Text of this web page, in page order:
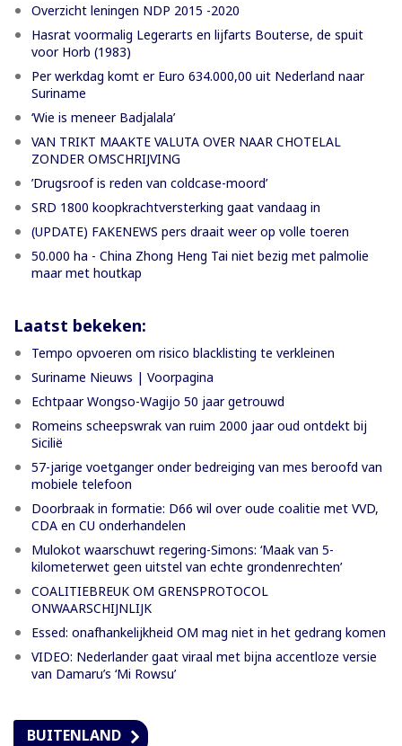
Overzicht leningen NDP 2015 -2020
Hasrat voormalig Legerarts en lijfarts Bouterse, de spuit
voor Horb (1983)
Per werkdag komt er Euro 634.000,00 uit Nederland naar
Suriname
‘Wie is meneer Badjalala’
VAN TRIKT MAAKTE VALUTA OVER NAAR CHOTELAL
ZONDER OMSCHRIJVING
’Drugsroof is reden van coldcase-moord’
SRD 1800 koopkrachtversterking gaat vandaag in
(UPDATE) FAKENEWS pers draait weer op volle toeren
50.000 ha - China Zhong Heng Tai niet bezig met palmolie
maar met houtkap
Laatst bekeken:
Tempo opvoeren om risico blacklisting te verkleinen
Suriname Nieuws | Voorpagina
Echtpaar Wongso-Wagijo 50 jaar getrouwd
Romeins scheepswrak van ruim 2000 jaar oud ontdekt bij
Sicilië
57-jarige voetganger onder bedreiging van mes beroofd van
mobiele telefoon
Doorbraak in formatie: D66 wil over oude coalitie met VVD,
CDA en CU onderhandelen
Mulokot waarschuwt regering-Simons: ‘Maak van 5-
kilometerwet geen uitstel van echte grondenrechten’
COALITIEBREUK OM GRENSPROTOCOL
ONWAARSCHIJNLIJK
Essed: onafhankelijkheid OM mag niet in het gedrang komen
VIDEO: Nederlander gaat viraal met bijna accentloze versie
van Damaru’s ‘Mi Rowsu’
BUITENLAND